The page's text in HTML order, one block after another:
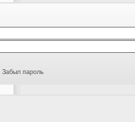
Забыл пароль